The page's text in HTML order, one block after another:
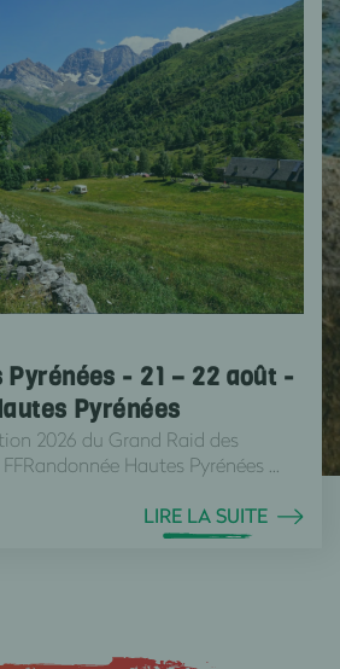
- 21 – 22 août -
Pyrénées
2026 du Grand Raid des
Hautes Pyrénées ...
LIRE LA SUITE